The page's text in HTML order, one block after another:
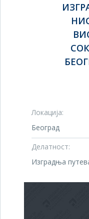
Локација:
Београд
Делатност:
Изградња